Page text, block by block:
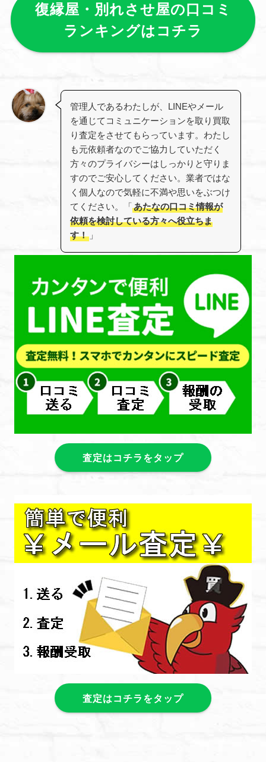
復縁屋・別れさせ屋の口コミ
ランキングはコチラ
管理人であるわたしが、LINEやメール
を通じてコミュニケーションを取り買取
り査定をさせてもらっています。わたし
も元依頼者なのでご協力していただく
方々のプライバシーはしっかりと守りま
すのでご安心してください。業者ではな
く個人なので気軽に不満や思いをぶつけ
てください。「あたなの口コミ情報が
依頼を検討している方々へ役立ちま
す！ 」
査定はコチラをタップ
査定はコチラをタップ